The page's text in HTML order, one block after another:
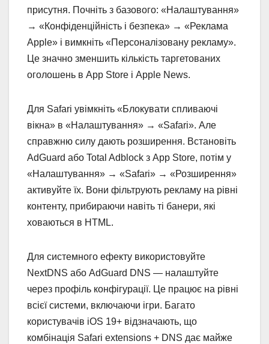
присутня. Почніть з базового: «Налаштування»
→ «Конфіденційність і безпека» → «Реклама
Apple» і вимкніть «Персоналізовану рекламу».
Це значно зменшить кількість таргетованих
оголошень в App Store і Apple News.
Для Safari увімкніть «Блокувати спливаючі
вікна» в «Налаштування» → «Safari». Але
справжню силу дають розширення. Встановіть
AdGuard або Total Adblock з App Store, потім у
«Налаштування» → «Safari» → «Розширення»
активуйте їх. Вони фільтрують рекламу на рівні
контенту, прибираючи навіть ті банери, які
ховаються в HTML.
Для системного ефекту використовуйте
NextDNS або AdGuard DNS — налаштуйте
через профіль конфігурації. Це працює на рівні
всієї системи, включаючи ігри. Багато
користувачів iOS 19+ відзначають, що
комбінація Safari extensions + DNS дає майже